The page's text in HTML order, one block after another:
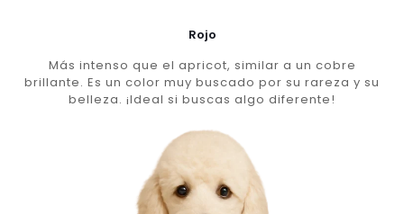
Rojo
Más intenso que el apricot, similar a un cobre
brillante. Es un color muy buscado por su rareza y su
belleza. ¡Ideal si buscas algo diferente!